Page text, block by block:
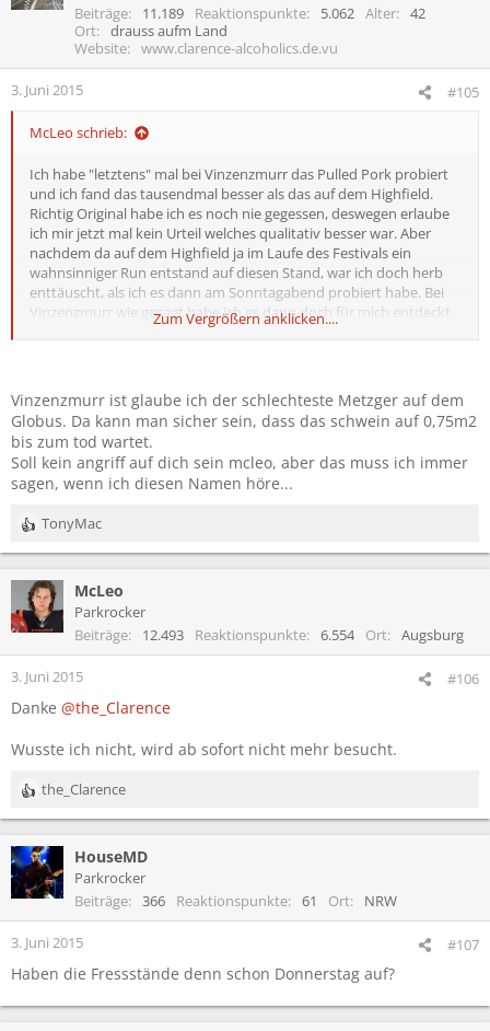
Beiträge 11.189 Reaktionspunkte 5.062 Alter
42
Ort
drauss aufm Land
Website
www.clarence-alcoholics.de.vu
3. Juni 2015 #105
McLeo schrieb:
Ich habe "letztens" mal bei Vinzenzmurr das Pulled Pork probiert
und ich fand das tausendmal besser als das auf dem Highfield.
Richtig Original habe ich es noch nie gegessen, deswegen erlaube
ich mir jetzt mal kein Urteil welches qualitativ besser war. Aber
nachdem da auf dem Highfield ja im Laufe des Festivals ein
wahnsinniger Run entstand auf diesen Stand, war ich doch herb
enttäuscht, als ich es dann am Sonntagabend probiert habe. Bei
Vinzenzmurr wie gesagt habe ich es dann doch für mich entdeckt
Stand, auch wenn die Burger absolut widerlich sind. Aber so eine
XXL Pommes Tüte mit Ketchup und Mayo macht mich soweit satt,
dass ich zufrieden bin und bisher waren die bei mir auch immer
frisch und schmackhaft. Ansonsten sind es dann oftmals Asia
Nudeln. Den Barbarenspieß möchte ich mal probieren, aber
ansonsten reizt mich eher wenig, die Qualität ist oftmals einfach
in denen sich viele Stände präsentieren.
überschätzt.
Zum Vergrößern anklicken....
Vinzenzmurr ist glaube ich der schlechteste Metzger auf dem
Globus. Da kann man sicher sein, dass das schwein auf 0,75m2
bis zum tod wartet.
Soll kein angriff auf dich sein mcleo, aber das muss ich immer
sagen, wenn ich diesen Namen höre...
R
e
t
i
n
e
n
TonyMac
McLeo
Parkrocker
Beiträge
12.493 Reaktionspunkte 6.554 Ort Augsburg
3. Juni 2015 #106
Danke @the_Clarence
Wusste ich nicht, wird ab sofort nicht mehr besucht.
R
e
k
t
i
n
e
n
the_Clarence
HouseMD
Parkrocker
Beiträge
366 Reaktionspunkte 61 Ort NRW
3. Juni 2015 #107
Haben die Fressstände denn schon Donnerstag auf?